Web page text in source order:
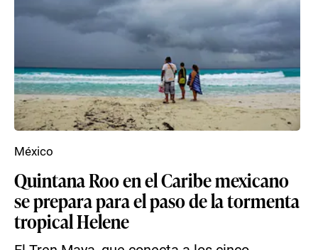
Quintana Roo en el Caribe mexicano
se prepara para el paso de la tormenta
tropical Helene
México